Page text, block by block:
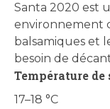
Santa 2020 est
environnement
balsamiques et
besoin de
Température de
17–18 °C